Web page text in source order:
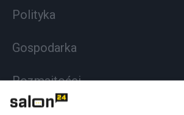
Polityka
Gospodarka
Rozmaitości